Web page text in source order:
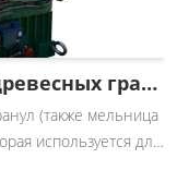
Машина для производства древесных гранул
(также мельница
используется для